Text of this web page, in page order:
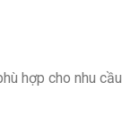
hợp cho nhu cầu